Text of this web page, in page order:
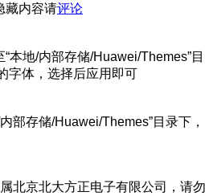
藏内容请评论
本地/内部存储/Huawei/Themes”目
字体，选择后应用即可
部存储/Huawei/Themes”目录下，
北京北大方正电子有限公司，请勿